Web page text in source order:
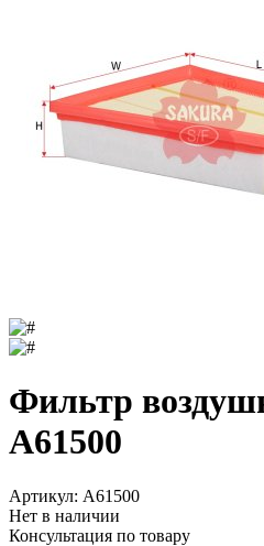
Фильтр
A61500
Артикул: A61500
Нет в наличии
Консультация по товару